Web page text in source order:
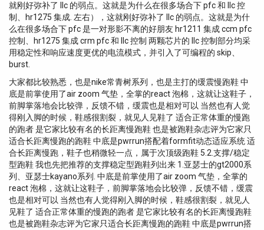
就刚好弥补了 llc 的弱点。这就是为什么在很多场合下 pfc 和 llc 控
制、hr1275 集成. 左右），这就刚好弥补了 llc 的弱点。这就是为什
么在很多场合下 pfc 是一对形影不离的好朋友 hr1211 集成 ccm pfc
控制、hr1275 集成 crm pfc 和 llc 控制 两颗芯片的 llc 控制部分均采
用稳定性和响应速度更优的电流模式，并引入了可编程的 skip、
burst.
大家都比较熟悉，也是nike常青树系列，也是主打的缓震慢跑鞋 中
底是前掌使用了air zoom 气垫，全掌的react 泡棉，这就让这鞋子，
前脚掌落地会比较弹，反馈不错，缓震也是相对可以 当然也有人觉
得刚入脚的时候，鞋感很割裂，就见人见鞋了 适合正常体重的慢跑
的跑者 是它家比较有名的长距离慢跑鞋 也是被跑鞋杂志评为它家只
适合长距离慢跑的跑鞋 中底是pwrrun搭配着formfit动态适应系统 适
合长距离慢跑，鞋子也稍微轻一点，属于次顶级跑鞋 5.2.支撑/稳定
型跑鞋 我也先把推荐的支撑稳定型跑鞋列出来 1.亚瑟士的gt2000系
列、亚瑟士kayano系列. 中底是前掌使用了air zoom 气垫，全掌的
react 泡棉，这就让这鞋子，前脚掌落地会比较弹，反馈不错，缓震
也是相对可以 当然也有人觉得刚入脚的时候，鞋感很割裂，就见人
见鞋了 适合正常体重的慢跑的跑者 是它家比较有名的长距离慢跑鞋
也是被跑鞋杂志评为它家只适合长距离慢跑的跑鞋 中底是pwrrun搭